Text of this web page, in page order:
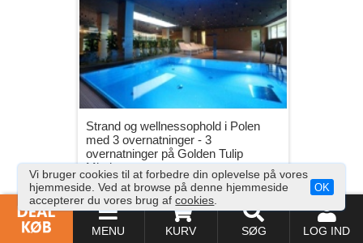
MENU KURV SØG LOG IND
Strand og wellnessophold i Polen
med 3 overnatninger - 3
overnatninger på Golden Tulip
Mied...
Polen Læs mere
SPAR 0% 1145,-
Vi bruger cookies til at forbedre din oplevelse på vores
hjemmeside. Ved at browse på denne hjemmeside
accepterer du vores brug afcookies
OK